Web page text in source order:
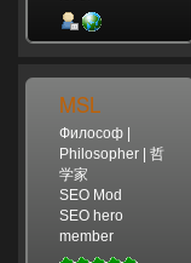
MSL
Философ |
Philosopher | 哲
学家
SEO Mod
SEO hero
member